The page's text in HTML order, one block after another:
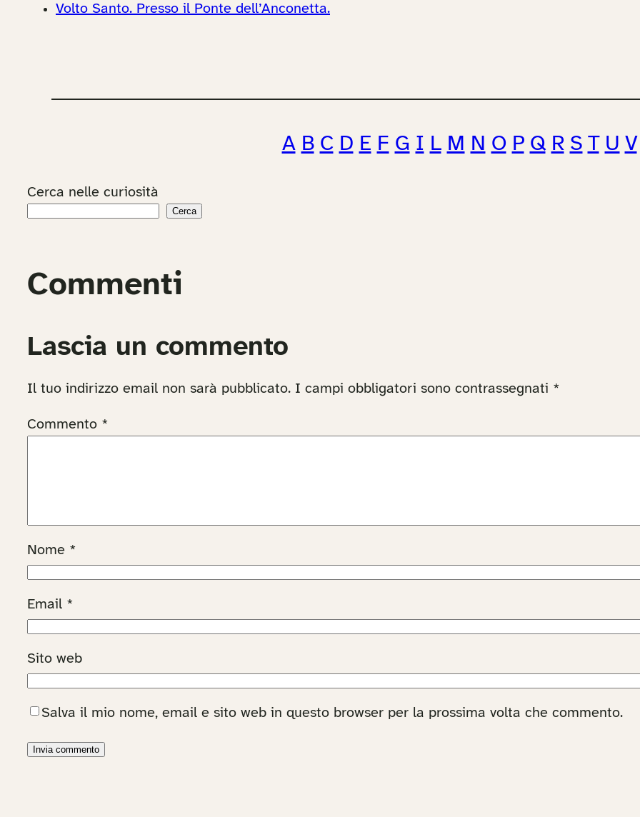
Volto Santo. Presso il Ponte dell’Anconetta.
A B C D E F G I L M N O P Q R S T U V
Cerca nelle curiosità
Cerca
Commenti
Lascia un commento
Il tuo indirizzo email non sarà pubblicato. I campi obbligatori sono contrassegnati *
Commento *
Nome *
Email *
Sito web
Salva il mio nome, email e sito web in questo browser per la prossima volta che commento.